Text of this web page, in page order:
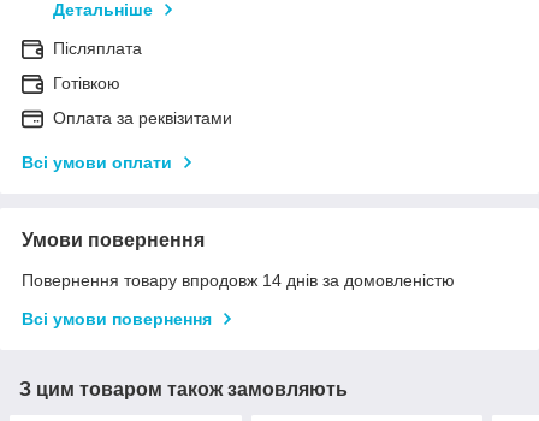
Детальніше
Післяплата
Готівкою
Оплата за реквізитами
Всі умови оплати
Умови повернення
Повернення товару впродовж 14 днів за домовленістю
Всі умови повернення
З цим товаром також замовляють